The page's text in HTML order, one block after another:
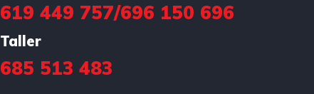
619 449 757/696 150 696
Taller
685 513 483